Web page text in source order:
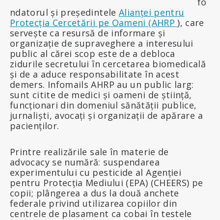
ndatorul și președintele Alianței pentru
Protecția Cercetării pe Oameni (AHRP), care
servește ca resursă de informare și
organizație de supraveghere a interesului
public al cărei scop este de a debloca
zidurile secretului în cercetarea biomedicală
și de a aduce responsabilitate în acest
demers. Infomails AHRP au un public larg:
sunt citite de medici și oameni de știință,
funcționari din domeniul sănătății publice,
jurnaliști, avocați și organizații de apărare a
pacienților.
Printre realizările sale în materie de
advocacy se numără: suspendarea
experimentului cu pesticide al Agenției
pentru Protecția Mediului (EPA) (CHEERS) pe
copii; plângerea a dus la două anchete
federale privind utilizarea copiilor din
centrele de plasament ca cobai în testele